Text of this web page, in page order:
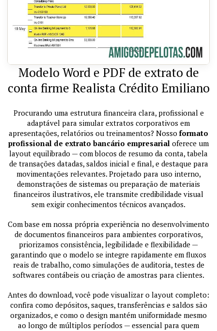
Modelo Word e PDF de extrato de
conta firme Realista Crédito Emiliano
Procurando uma estrutura financeira clara, profissional e
adaptável para simular extratos corporativos em
apresentações, relatórios ou treinamentos? Nosso formato
profissional de extrato bancário empresarial oferece um
layout equilibrado — com blocos de resumo da conta, tabela
de transações datadas, saldos inicial e final, e destaque para
movimentações relevantes. Projetado para uso interno,
demonstrações de sistemas ou preparação de materiais
financeiros ilustrativos, ele transmite credibilidade visual
sem exigir conhecimentos técnicos avançados.
Com base em nossa própria experiência no desenvolvimento
de documentos financeiros para ambientes corporativos,
priorizamos consistência, legibilidade e flexibilidade —
garantindo que o modelo se integre rapidamente em fluxos
reais de trabalho, como simulações de auditoria, testes de
softwares contábeis ou criação de amostras para clientes.
Antes do download, você pode visualizar o layout completo:
confira como depósitos, saques, transferências e saldos são
organizados, e como o design mantém uniformidade mesmo
ao longo de múltiplos períodos — essencial para quem